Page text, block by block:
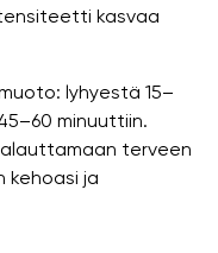
kasvaa
lyhyestä 15–
minuuttiin.
terveen
kehoasi ja